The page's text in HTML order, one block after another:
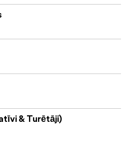
& Turētāji)